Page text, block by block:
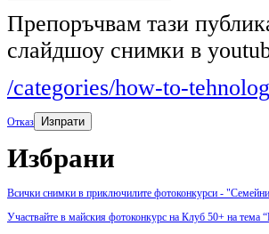
Препоръчвам тази
слайдшоу снимки в
/categories/how-to-
Отказ Изпрати
Избрани
Всички снимки в приключилите фотоконкурси -
Участвайте в майския фотоконкурс на Клуб 50+ на тема